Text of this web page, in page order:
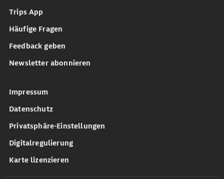
Trips App
Häufige Fragen
Feedback geben
Newsletter abonnieren
Impressum
Datenschutz
Privatsphäre-Einstellungen
Digitalregulierung
Karte lizenzieren